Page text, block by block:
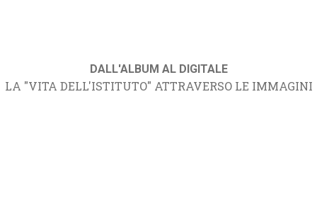
DALL'ALBUM AL DIGITALE
LA "VITA DELL'ISTITUTO" ATTRAVERSO LE IMMAGINI